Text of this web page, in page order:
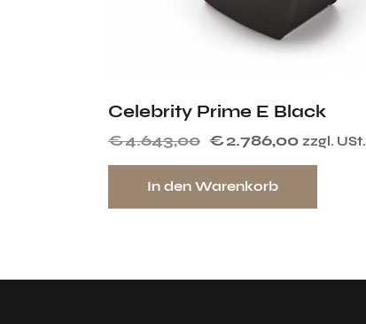
Celebrity Prime E Black
€4.643,00 €2.786,00 zzgl. USt.
In den Warenkorb